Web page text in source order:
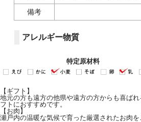
備考
アレルギー物質
特定原材料
【ギフト】
地元の方も遠方の他県や遠方の方からも喜ば
フトにおすすめです。
【お肉】
瀬戸内の温暖な気候で育った厳選されたお肉を